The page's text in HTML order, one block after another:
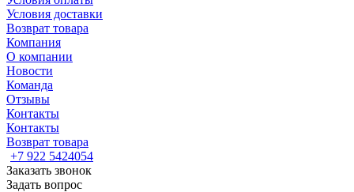
Условия доставки
Возврат товара
Компания
О компании
Новости
Команда
Отзывы
Контакты
Контакты
Возврат товара
+7 922 5424054
Заказать звонок
Задать вопрос